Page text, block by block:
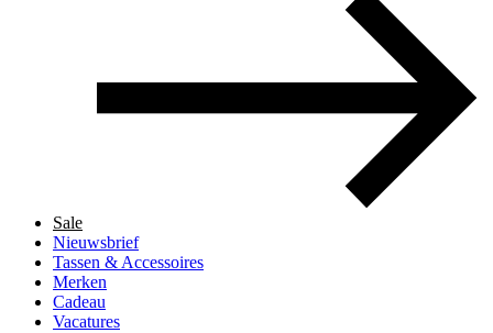
Sale
Nieuwsbrief
Tassen & Accessoires
Merken
Cadeau
Vacatures